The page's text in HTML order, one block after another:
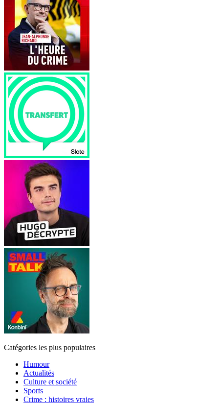
Catégories les plus populaires
Humour
Actualités
Culture et société
Sports
Crime : histoires vraies